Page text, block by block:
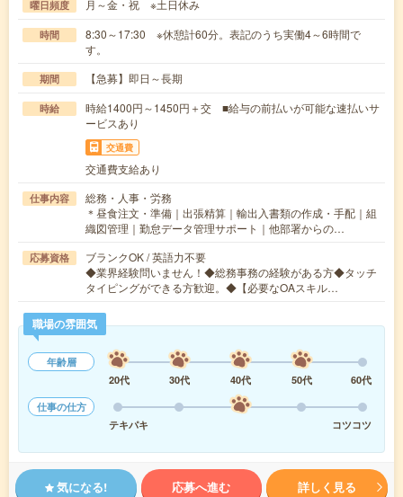
曜日頻度 月～金・祝 ※土日休み
時間
8:30～17:30 ※休憩計60分。表記のうち実働4～6時間で
す。
期間 【急募】即日～長期
時給
時給1400円～1450円＋交 ■給与の前払いが可能な速払いサ
ービスあり
交通費
交通費支給あり
仕事内容
総務・人事・労務
＊昼食注文・準備｜出張精算｜輸出入書類の作成・手配｜組
織図管理｜勤怠データ管理サポート｜他部署からの…
応募資格
ブランクOK / 英語力不要
◆業界経験問いません！◆総務事務の経験がある方◆タッチ
タイピングができる方歓迎。◆【必要なOAスキル…
職場の雰囲気
年齢層
20代
30代 40代 50代
60代
仕事の仕方
テキパキ
コツコツ
気になる! 応募へ進む 詳しく見る